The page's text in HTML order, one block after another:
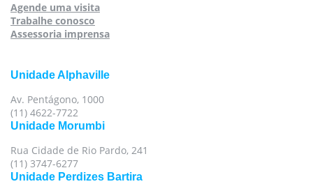
Agende uma visita
Trabalhe conosco
Assessoria imprensa
Unidade Alphaville
Av. Pentágono, 1000
(11) 4622-7722
Unidade Morumbi
Rua Cidade de Rio Pardo, 241
(11) 3747-6277
Unidade Perdizes Bartira